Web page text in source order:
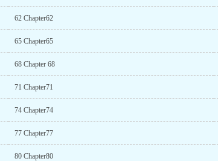
62 Chapter62
65 Chapter65
68 Chapter 68
71 Chapter71
74 Chapter74
77 Chapter77
80 Chapter80